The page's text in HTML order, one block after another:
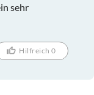
sehr
Hilfreich 0